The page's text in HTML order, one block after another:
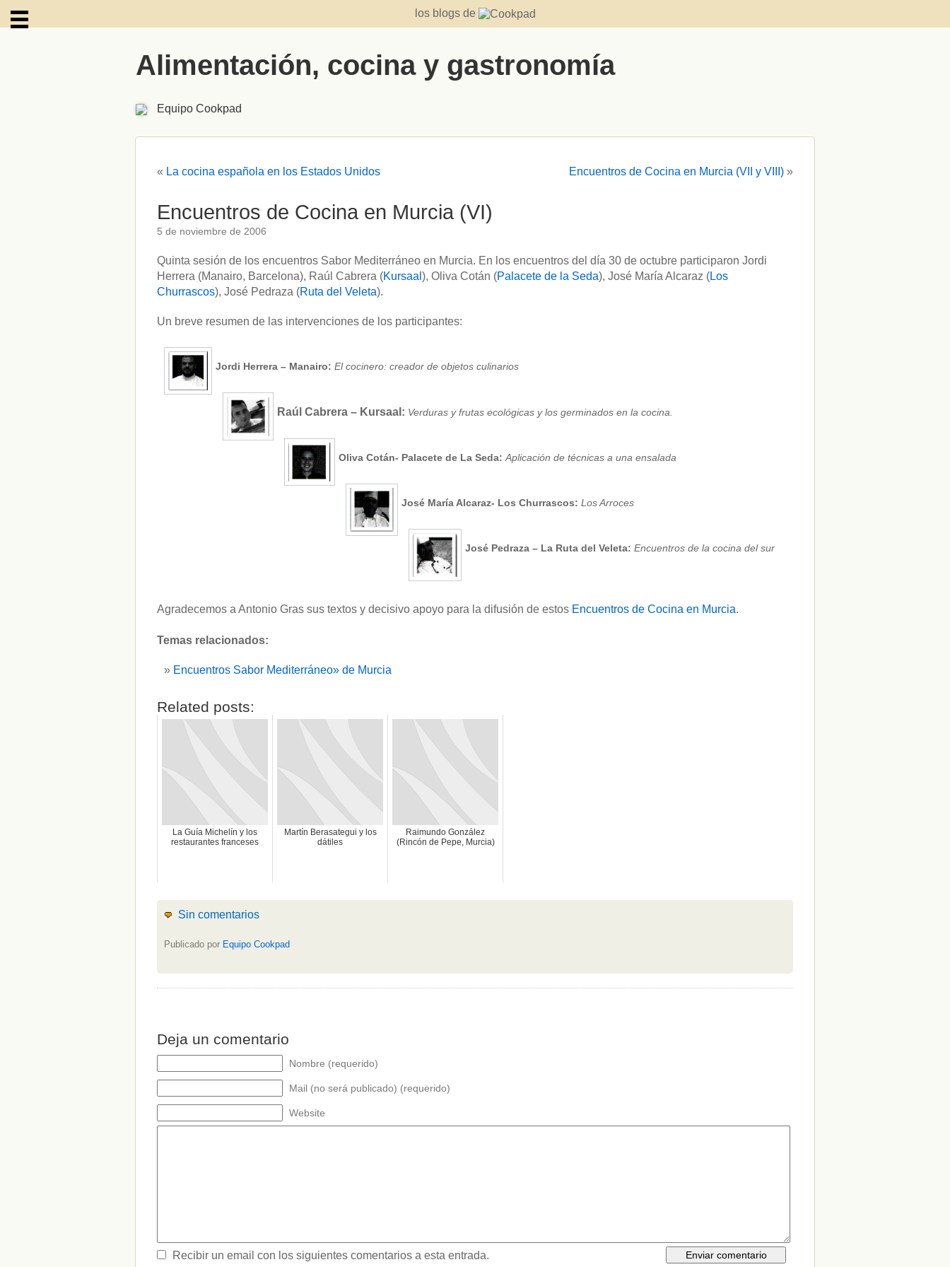
los blogs de
Alimentación, cocina y gastronomía
Equipo Cookpad
« La cocina española en los Estados Unidos Encuentros de Cocina en Murcia (VII y VIII) »
Encuentros de Cocina en Murcia (VI)
5 de noviembre de 2006
Quinta sesión de los encuentros Sabor Mediterráneo en Murcia. En los encuentros del día 30 de octubre participaron Jordi
Herrera (Manairo, Barcelona), Raúl Cabrera (Kursaal ), Oliva Cotán (Palacete de la Seda), José María Alcaraz (Los
Churrascos), José Pedraza (Ruta del Veleta).
Un breve resumen de las intervenciones de los participantes:
Jordi Herrera – Manairo: El cocinero: creador de objetos culinarios
Raúl Cabrera – Kursaal: Verduras y frutas ecológicas y los germinados en la cocina.
Oliva Cotán- Palacete de La Seda:Aplicación de técnicas a una ensalada
José María Alcaraz- Los Churrascos: Los Arroces
José Pedraza – La Ruta del Veleta: Encuentros de la cocina del sur
Agradecemos a Antonio Gras sus textos y decisivo apoyo para la difusión de estos Encuentros de Cocina en Murcia.
Temas relacionados:
Encuentros Sabor Mediterráneo» de Murcia
Related posts:
La Guía Michelín y los
restaurantes franceses
Martín Berasategui y los
dátiles
Raimundo González
(Rincón de Pepe, Murcia)
Sin comentarios
Publicado por Equipo Cookpad
Deja un comentario
Nombre (requerido)
Mail (no será publicado) (requerido)
Website
Recibir un email con los siguientes comentarios a esta entrada.